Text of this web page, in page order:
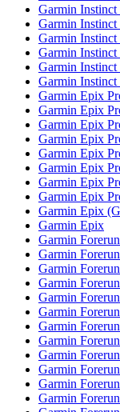
Garmin Instinct
Garmin
Garmin
Garmin
Garmin Instinct
Garmin Instinct
Garmin Epix
Garmin Epix
Garmin Epix
Garmin Epix
Garmin Epix
Garmin Epix
Garmin Epix
Garmin Epix
Garmin Epix
Garmin Epix
Garmin
Garmin
Garmin
Garmin
Garmin
Garmin
Garmin
Garmin
Garmin
Garmin
Garmin
Garmin